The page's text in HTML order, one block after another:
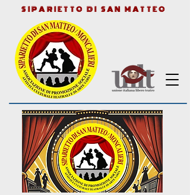
SIPARIETTO DI SAN MATTEO